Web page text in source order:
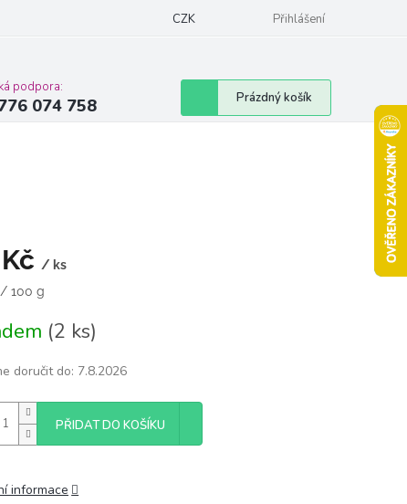
Podmínky ochrany osobních údajů Moje objednávka
CZK Přihlášení
podpora:
074 758
Nákupní
košík
Prázdný košík
/ ks
100 g
(2 ks)
doručit do: 7.8.2026
PŘIDAT DO KOŠÍKU
informace